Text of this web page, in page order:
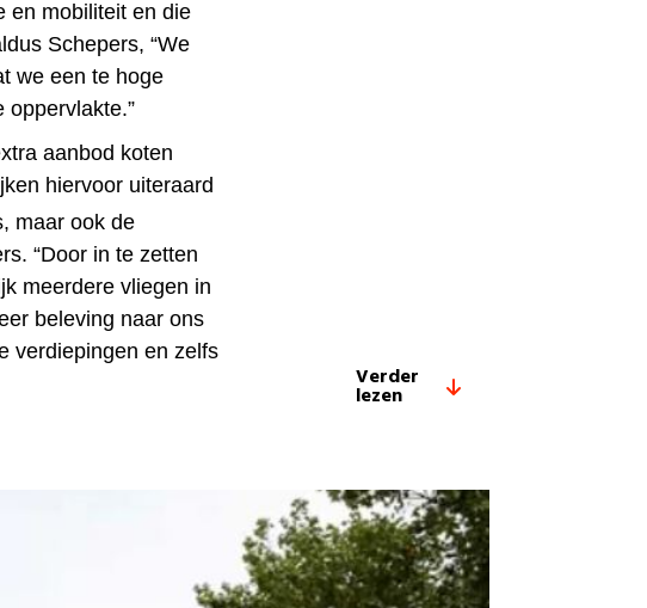
en mobiliteit en die
Schepers, “We
we een te hoge
aanbod koten
hiervoor uiteraard
maar ook de
“Door in te zetten
meerdere vliegen in
beleving naar ons
verdiepingen en zelfs
Verder
lezen